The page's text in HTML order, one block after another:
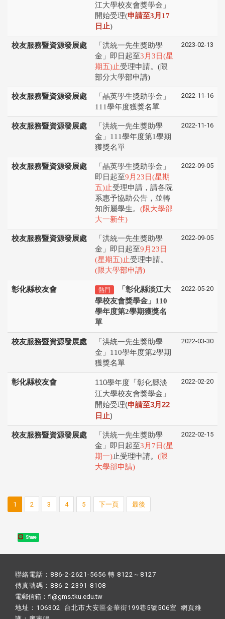
江⼤學校友會獎學⾦」
開始受理(申請⾄3⽉17
⽇⽌)
校友服務暨資源發展處
「洪統一先生獎助學
金」即日起至3月3日(星
期五)止受理申請。(限
部分大學部申請)
2023-02-13
校友服務暨資源發展處
「晶英學生獎助學金」
111學年度獲獎名單
2022-11-16
校友服務暨資源發展處
「洪統一先生獎助學
金」111學年度第1學期
獲獎名單
2022-11-16
校友服務暨資源發展處
「晶英學生獎助學金」
即日起至9月23日(星期
五)止受理申請，請各院
系惠予協助公告，並轉
知所屬學生。 (限大學部
大一新生)
2022-09-05
校友服務暨資源發展處
「洪統一先生獎助學
金」即日起至9月23日
(星期五)止受理申請。
(限大學部申請)
2022-09-05
彰化縣校友會 熱門
「彰化縣淡江大
學校友會獎學金」110
學年度第2學期獲獎名
單
2022-05-20
校友服務暨資源發展處
「洪統一先生獎助學
金」110學年度第2學期
獲獎名單
2022-03-30
彰化縣校友會 110學年度「彰化縣淡
江⼤學校友會獎學⾦」
開始受理(申請⾄3⽉ 22
⽇⽌)
2022-02-20
校友服務暨資源發展處
「洪統一先生獎助學
金」即日起至3月7日(星
期一)止受理申請。 (限
大學部申請)
2022-02-15
1 2 3 4 5 下一頁 最後
Share
聯絡電話：886-2-2621-5656 轉 8122～8127
傳真號碼：886-2-2391-8108
電郵信箱：fl@gms.tku.edu.tw
地址：106302 台北市大安區金華街199巷5號506室 網頁維